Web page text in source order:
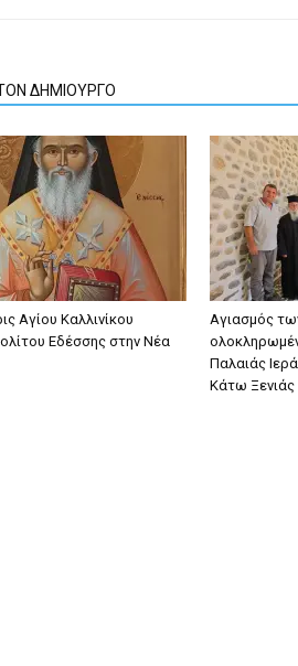
ΔΗΜΙΟΥΡΓΟ
Αγίου Καλλινίκου
Εδέσσης στην Νέα
Αγιασμός
Παλαιάς
Κάτω Ξενιάς